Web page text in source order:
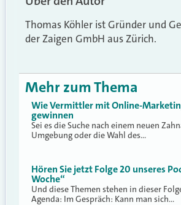
Thomas Köhler ist Gründer und
der Zaigen GmbH aus Zürich.
Mehr zum Thema
Wie Vermittler mit Online-
gewinnen
Sei es die Suche nach einem neuen
Umgebung oder die Wahl des…
Hören Sie jetzt Folge 20 unseres
Woche“
Und diese Themen stehen in dieser
Agenda: Im Gespräch: Kann man sich…